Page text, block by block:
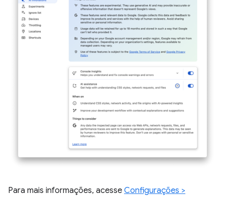
Para mais informações, acesse Configurações >